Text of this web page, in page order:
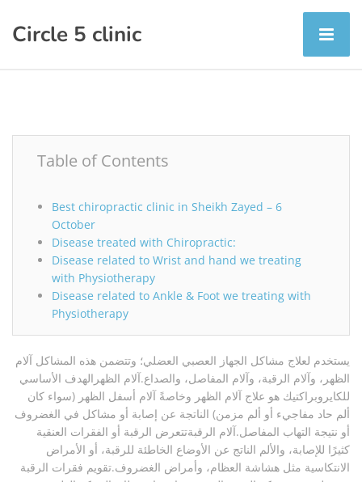
Circle 5 clinic
Table of Contents
Best chiropractic clinic in Sheikh Zayed – 6
October
Disease treated with Chiropractic:
Disease related to Wrist and hand we treating
with Physiotherapy
Disease related to Ankle & Foot we treating with
Physiotherapy
يستخدم لعلاج مشاكل الجهاز العصبي العضلي؛ وتتضمن هذه المشاكل آلام
الظهر، وآلام الرقبة، وآلام المفاصل، والصداع.آلام الظهرالهدف الأساسي
للكايروبراكتيك هو علاج آلام الظهر وخاصةً آلام أسفل الظهر (سواء كان
ألم حاد مفاجيء أو ألم مزمن) الناتجة عن إصابة أو مشاكل في الغضروف
أو نتيجة التهاب المفاصل.آلام الرقبةتتعرض الرقبة أو الفقرات العنقية
كثيرًا للإصابة، والألم الناتج عن الأوضاع الخاطئة للرقبة، أو الأمراض
الانتكاسية مثل هشاشة العظام، وأمراض الغضروف.تقويم فقرات الرقبة